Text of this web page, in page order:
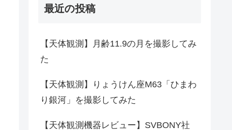
最近の投稿
【天体観測】月齢11.9の月を撮影してみ
た
【天体観測】りょうけん座M63「ひまわ
り銀河」を撮影してみた
【天体観測機器レビュー】SVBONY社